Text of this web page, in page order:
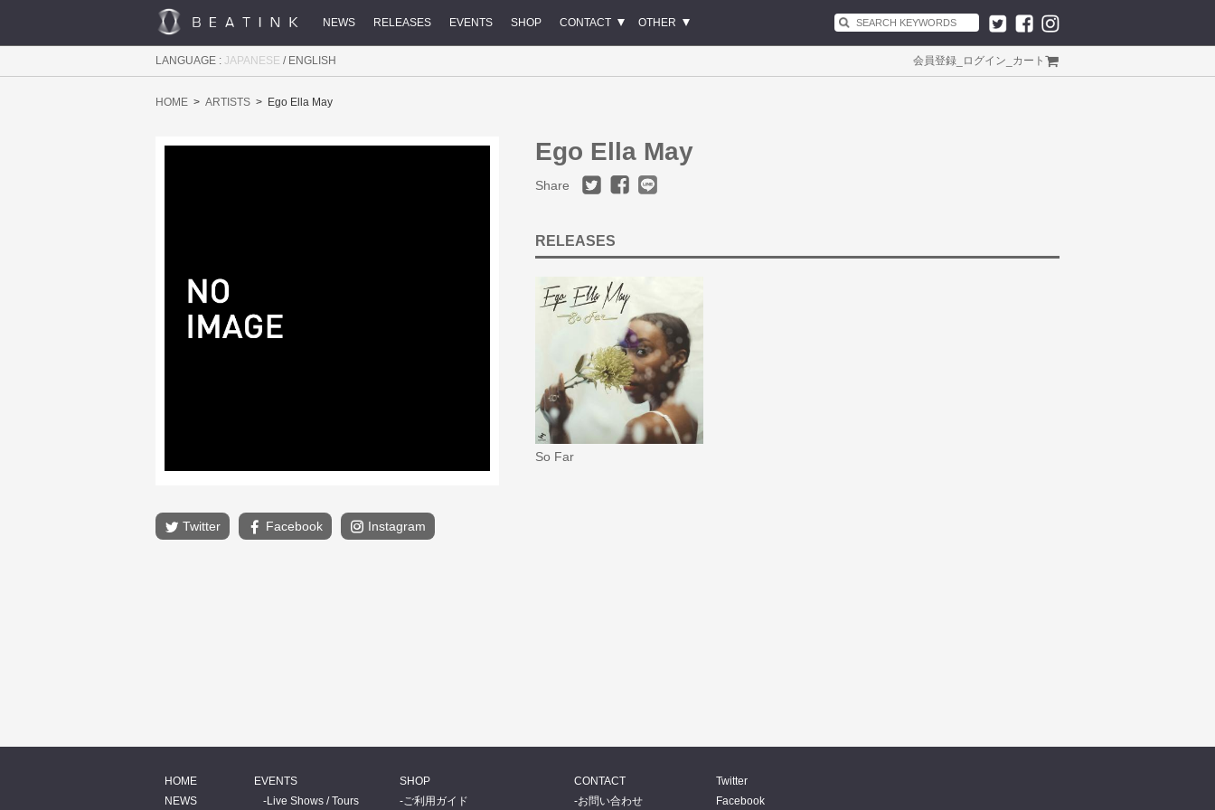
NEWS RELEASES EVENTS SHOP CONTACT OTHER
LANGUAGE : JAPANESE / ENGLISH 会員登録 ログイン カート
HOME ARTISTS Ego Ella May
Twitter Facebook Instagram
Ego Ella May
Share
RELEASES
So Far
HOME
NEWS
EVENTS
Live Shows / Tours
SHOP
ご利用ガイド
CONTACT
お問い合わせ
Twitter
Facebook